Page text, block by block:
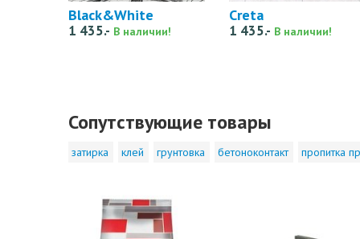
Black&White
1 435.- В наличии!
Creta
1 435.- В наличии!
Сопутствующие товары
затирка клей грунтовка бетоноконтакт пропитка